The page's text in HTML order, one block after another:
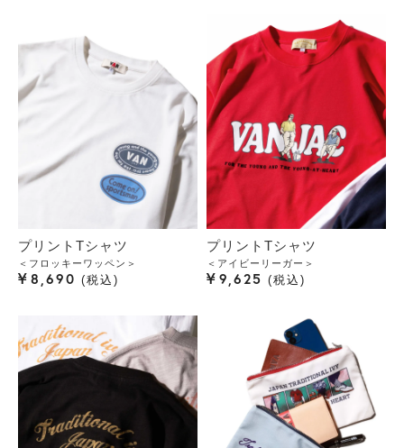
プリントTシャツ
＜フロッキーワッペン＞
¥ 8,690 税込
プリントTシャツ
＜アイビーリーガー＞
¥ 9,625 税込